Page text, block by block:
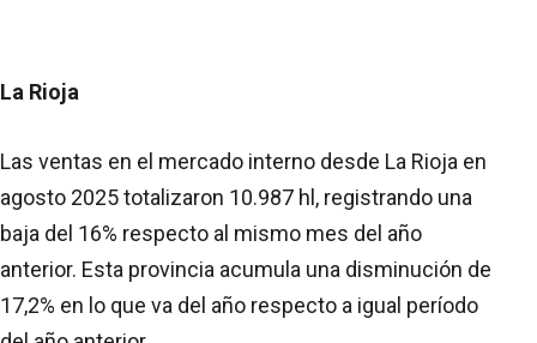
La Rioja
Las ventas en el mercado interno desde La Rioja en
agosto 2025 totalizaron 10.987 hl, registrando una
baja del 16% respecto al mismo mes del año
anterior. Esta provincia acumula una disminución de
17,2% en lo que va del año respecto a igual período